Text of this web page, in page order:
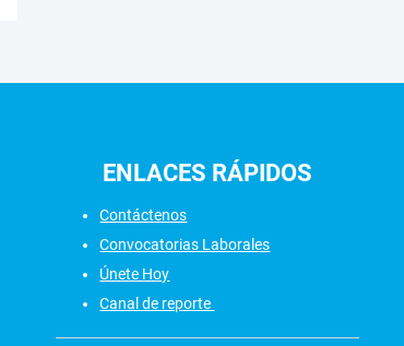
ENLACES RÁPIDOS
Contáctenos
Convocatorias Laborales
Únete Hoy
Canal de reporte